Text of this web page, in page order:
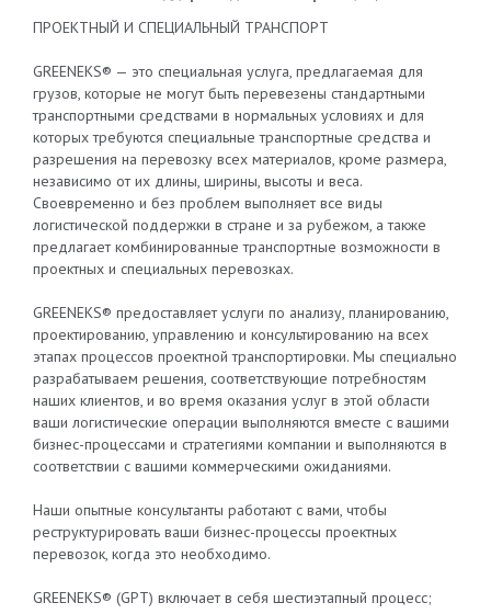
ПРОЕКТНЫЙ И СПЕЦИАЛЬНЫЙ ТРАНСПОРТ
GREENEKS® — это специальная услуга, предлагаемая для
грузов, которые не могут быть перевезены стандартными
транспортными средствами в нормальных условиях и для
которых требуются специальные транспортные средства и
разрешения на перевозку всех материалов, кроме размера,
независимо от их длины, ширины, высоты и веса.
Своевременно и без проблем выполняет все виды
логистической поддержки в стране и за рубежом, а также
предлагает комбинированные транспортные возможности в
проектных и специальных перевозках.
GREENEKS® предоставляет услуги по анализу, планированию,
проектированию, управлению и консультированию на всех
этапах процессов проектной транспортировки. Мы специально
разрабатываем решения, соответствующие потребностям
наших клиентов, и во время оказания услуг в этой области
ваши логистические операции выполняются вместе с вашими
бизнес-процессами и стратегиями компании и выполняются в
соответствии с вашими коммерческими ожиданиями.
Наши опытные консультанты работают с вами, чтобы
реструктурировать ваши бизнес-процессы проектных
перевозок, когда это необходимо.
GREENEKS® (GPT) включает в себя шестиэтапный процесс;